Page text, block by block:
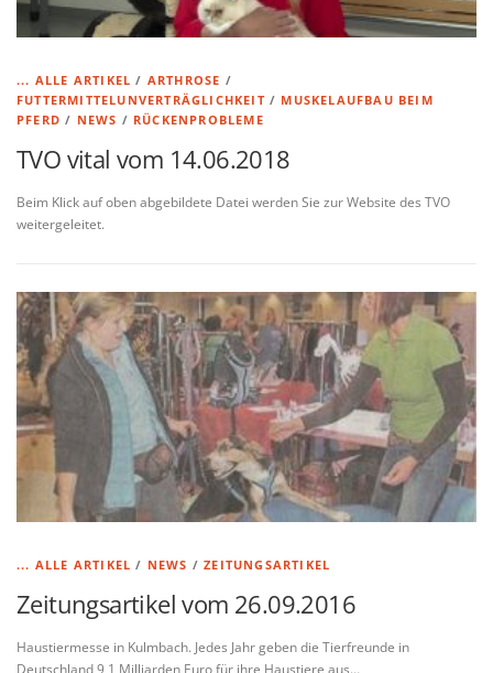
... ALLE ARTIKEL / ARTHROSE /
FUTTERMITTELUNVERTRÄGLICHKEIT/ MUSKELAUFBAU BEIM
PFERD / NEWS / RÜCKENPROBLEME
TVO vital vom 14.06.2018
Beim Klick auf oben abgebildete Datei werden Sie zur Website des TVO
weitergeleitet.
... ALLE ARTIKEL / NEWS /ZEITUNGSARTIKEL
Zeitungsartikel vom 26.09.2016
Haustiermesse in Kulmbach. Jedes Jahr geben die Tierfreunde in